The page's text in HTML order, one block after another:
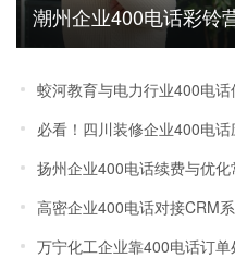
潮州企业400电话彩铃
提升获客效率
蛟河教育与电力行业400电
必看！四川装修企业400电
扬州企业400电话续费与优
高密企业400电话对接CRM
万宁化工企业靠400电话订